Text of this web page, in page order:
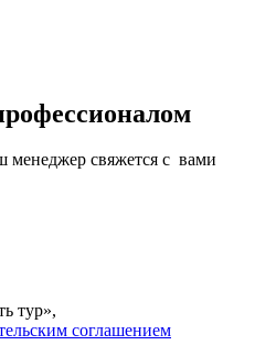
менеджер свяжется с вами
тур»,
соглашением